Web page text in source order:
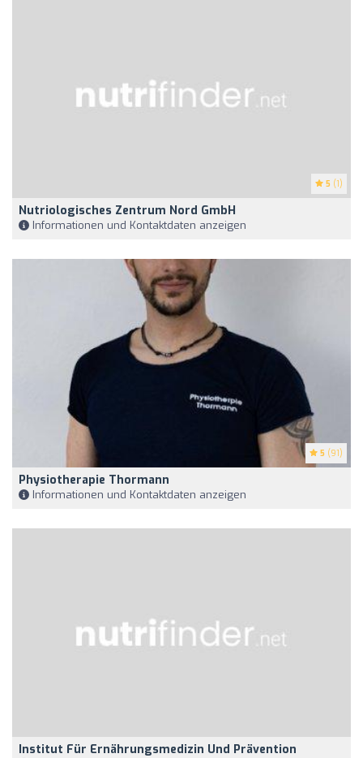
5 (1)
Nutriologisches Zentrum Nord GmbH
Informationen und Kontaktdaten anzeigen
5 (91)
Physiotherapie Thormann
Informationen und Kontaktdaten anzeigen
Institut Für Ernährungsmedizin Und Prävention